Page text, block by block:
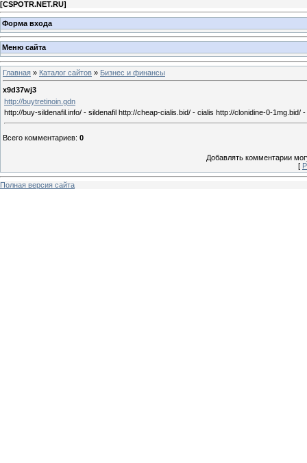
[CSPOTR.NET.RU]
Форма входа
Меню сайта
Главная » Каталог сайтов » Бизнес и финансы
x9d37wj3
http://buytretinoin.gdn
http://buy-sildenafil.info/ - sildenafil http://cheap-cialis.bid/ - cialis http://clonidine-0-
Всего комментариев: 0
Добавлять комментарии
[
Полная версия сайта